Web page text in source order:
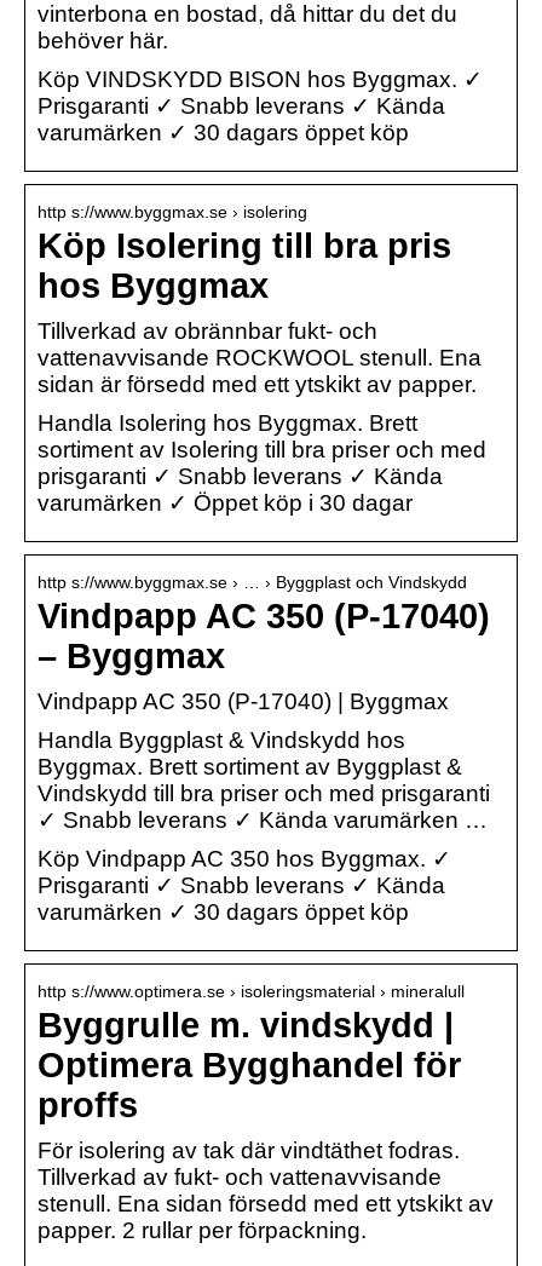
vinterbona en bostad, då hittar du det du
behöver här.
Köp VINDSKYDD BISON hos Byggmax. ✓
Prisgaranti ✓ Snabb leverans ✓ Kända
varumärken ✓ 30 dagars öppet köp
http s://www.byggmax.se › isolering
Köp Isolering till bra pris
hos Byggmax
Tillverkad av obrännbar fukt- och
vattenavvisande ROCKWOOL stenull. Ena
sidan är försedd med ett ytskikt av papper.
Handla Isolering hos Byggmax. Brett
sortiment av Isolering till bra priser och med
prisgaranti ✓ Snabb leverans ✓ Kända
varumärken ✓ Öppet köp i 30 dagar
http s://www.byggmax.se › … › Byggplast och Vindskydd
Vindpapp AC 350 (P-17040)
– Byggmax
Vindpapp AC 350 (P-17040) | Byggmax
Handla Byggplast & Vindskydd hos
Byggmax. Brett sortiment av Byggplast &
Vindskydd till bra priser och med prisgaranti
✓ Snabb leverans ✓ Kända varumärken …
Köp Vindpapp AC 350 hos Byggmax. ✓
Prisgaranti ✓ Snabb leverans ✓ Kända
varumärken ✓ 30 dagars öppet köp
http s://www.optimera.se › isoleringsmaterial › mineralull
Byggrulle m. vindskydd |
Optimera Bygghandel för
proffs
För isolering av tak där vindtäthet fodras.
Tillverkad av fukt- och vattenavvisande
stenull. Ena sidan försedd med ett ytskikt av
papper. 2 rullar per förpackning.